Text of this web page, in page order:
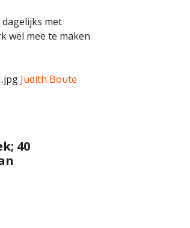
met
wel mee te maken
Judith Boute
40